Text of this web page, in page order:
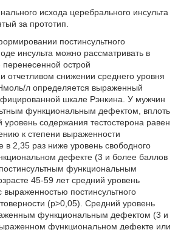
исхода церебрального инсульта
за прототип.
постинсультного
инсульта можно рассматривать в
перенесенной острой
отчетливом снижении среднего уровня
л определяется выраженный
шкале Рэнкина. У мужчин
функциональным дефектом, вплоть
уровень содержания тестостерона равен
к степени выраженности
в 2,35 раз ниже уровень свободного
дефекте (3 и более баллов
функциональным
45-59 лет средний уровень
постинсультного
(р>0,05). Средний уровень
функциональным дефектом (3 и
функциональном дефекте или